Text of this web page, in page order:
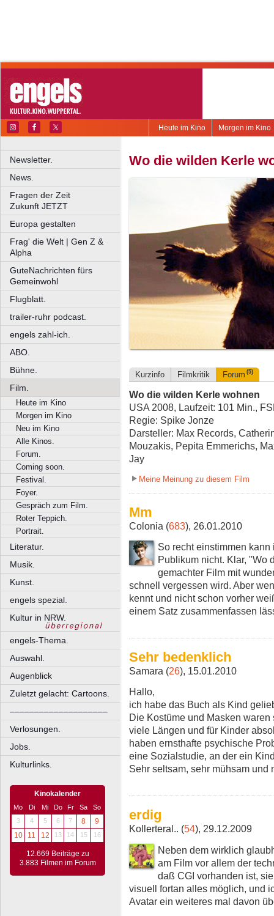
Morgen im Kino
Heute im Kino
Newsletter.
News.
Fragen der Zeit
Zukunft JETZT
Europa gestalten
Frag' die Welt | Gen Z &
Alpha
GuteNachrichten fürs
Gemeinwohl
Flugblatt.
trailer-ruhr podcast.
engels zahl-ich.
ABO.
Bühne.
Film.
Heute im Kino
Morgen im Kino
Neu im Kino
Alle Kinos.
Forum.
Coming soon.
Festival.
Foyer.
Gespräch zum Film.
Roter Teppich.
Portrait.
Literatur.
Musik.
Kunst.
engels spezial.
Kultur in NRW.
engels-Thema.
Auswahl.
Augenblick
Zuletzt gelacht: Cartoons.
––––––––––––––––––––
Verlosungen.
Jobs.
Kulturlinks.
Kinokalender
Mo Di Mi Do Fr Sa
So
3
4 5 6 7 8
9
10
11 12 13 14 15 16
12.669 Beiträge zu
3.883 Filmen im Forum
Wo die wilden Kerle
Kurzinfo Filmkritik Forum (5)
Wo die wilden Kerle wohnen
USA 2008, Laufzeit: 101 Min.,
Regie: Spike Jonze
Darsteller: Max Records,
Mouzakis, Pepita Emmerichs,
Jay
Meine Meinung zu diesem Film
Mm
Colonia (683), 26.01.2010
So recht einstimmen
Publikum nicht. Klar, "Wo
gemachter Film mit
schnell vergessen wird. Aber
kennt und nicht schon vorher
einem Satz zusammenfassen
Sehr bedenklich
Samara (26), 15.01.2010
Hallo,
ich habe das Buch als Kind
Die Kostüme und Masken
viele Längen und für Kinder
haben ernsthafte psychische
eine Sozialstudie, an der ein
Sehr seltsam, sehr mühsam und
erdig
Kollerteral.. (54), 29.12.2009
Neben dem wirklich
am Film vor allem der
daß CGI vorhanden ist,
visuell fortan alles möglich, und
Avatar ein weiteres mal davon